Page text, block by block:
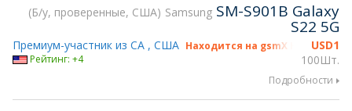
Б/у, проверенные, США Samsung SM-S901B Galaxy
S22 5G
USD1
100Шт.
Премиум-участник из CA , США Находится на gsmX Hong Kong
Рейтинг: +4
Подробности